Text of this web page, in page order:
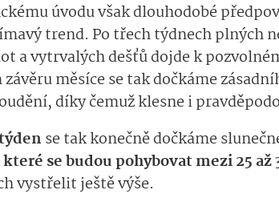
úvodu však dlouhodobé
trend. Po třech týdnech plných
a vytrvalých dešťů dojde k
měsíce se tak dočkáme
díky čemuž klesne i
se tak konečně dočkáme
se budou pohybovat mezi 25 až
vystřelit ještě výše.